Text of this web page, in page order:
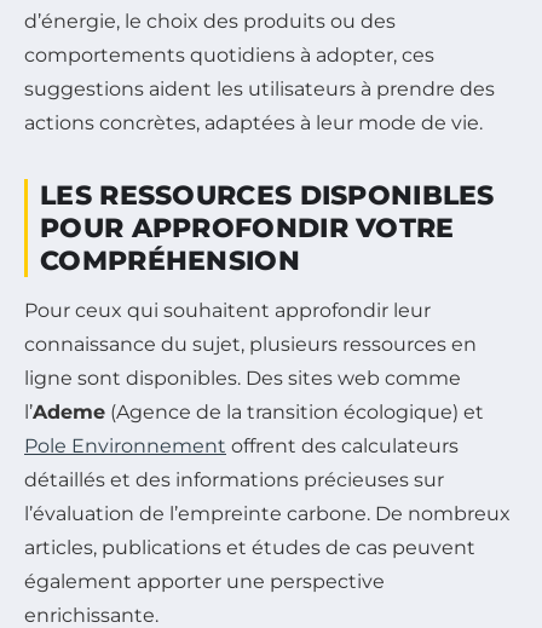
d’énergie, le choix des produits ou des
comportements quotidiens à adopter, ces
suggestions aident les utilisateurs à prendre des
actions concrètes, adaptées à leur mode de vie.
LES RESSOURCES DISPONIBLES
POUR APPROFONDIR VOTRE
COMPRÉHENSION
Pour ceux qui souhaitent approfondir leur
connaissance du sujet, plusieurs ressources en
ligne sont disponibles. Des sites web comme
l’Ademe (Agence de la transition écologique) et
Pole Environnement offrent des calculateurs
détaillés et des informations précieuses sur
l’évaluation de l’empreinte carbone. De nombreux
articles, publications et études de cas peuvent
également apporter une perspective
enrichissante.